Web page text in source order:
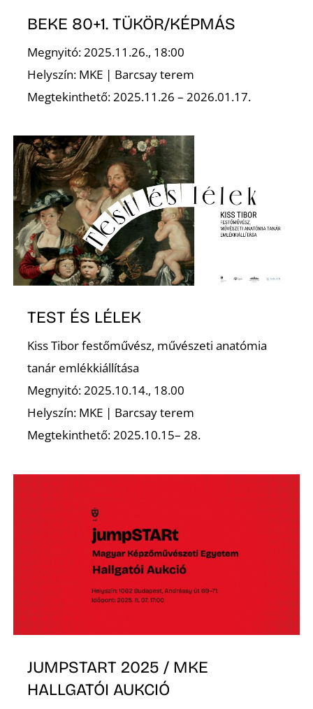
BEKE 80+1. TÜKÖR/KÉPMÁS
Megnyitó: 2025.11.26., 18:00
Helyszín: MKE | Barcsay terem
Megtekinthető: 2025.11.26 – 2026.01.17.
TEST ÉS LÉLEK
Kiss Tibor festőművész, művészeti anatómia
tanár emlékkiállítása
Megnyitó: 2025.10.14., 18.00
Helyszín: MKE | Barcsay terem
Megtekinthető: 2025.10.15– 28.
JUMPSTART 2025 / MKE
HALLGATÓI AUKCIÓ